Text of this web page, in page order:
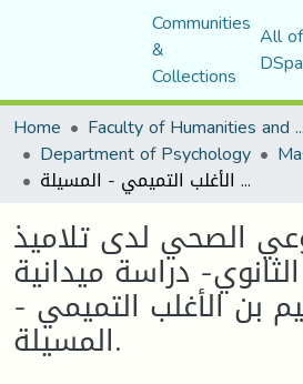
Communities
&
Collections
All of
Home
Faculty of Humanities and Social Sciences
Department of Psychology
مستوى الوعي الصحي لدى تلاميذ مرحلة التعليم الثانوي- دراسة ميدانية بثانوية: إبراهيم بن الأغلب التميمي - المسيلة.
الصحي لدى تلاميذ
دراسة ميدانية
بن الأغلب التميمي -
المسيلة.